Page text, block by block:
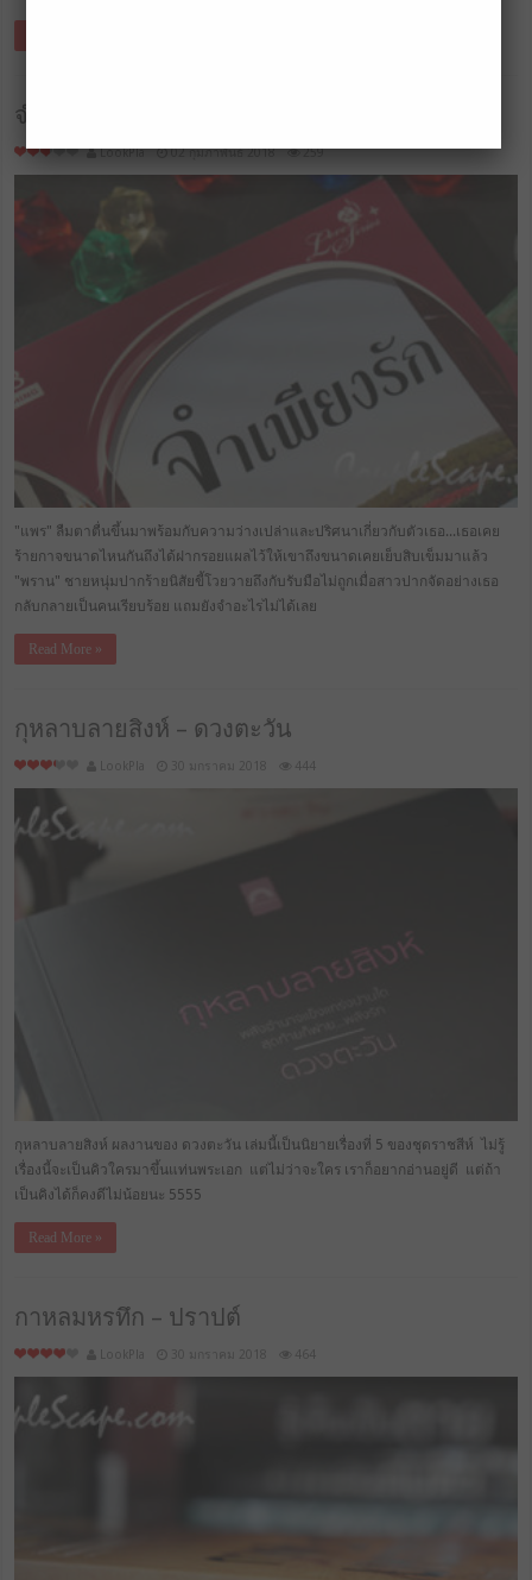
จำเพียงรัก – รัมย์
LookPla 02 กุมภาพันธ์ 2018 259
"แพร" ลืมตาตื่นขึ้นมาพร้อมกับความว่างเปล่าและปริศนาเกี่ยวกับตัวเธอ...เธอเคย
ร้ายกาจขนาดไหนกันถึงได้ฝากรอยแผลไว้ให้เขาถึงขนาดเคยเย็บสิบเข็มมาแล้ว
"พราน" ชายหนุ่มปากร้ายนิสัยขี้โวยวายถึงกับรับมือไม่ถูกเมื่อสาวปากจัดอย่างเธอ
กลับกลายเป็นคนเรียบร้อย แถมยังจำอะไรไม่ได้เลย
Read More »
กุหลาบลายสิงห์ – ดวงตะวัน
30 มกราคม 2018 444
กุหลาบลายสิงห์ ผลงานของ ดวงตะวัน เล่มนี้เป็นนิยายเรื่องที่ 5 ของชุดราชสีห์ ไม่รู้
เรื่องนี้จะเป็นคิวใครมาขึ้นแท่นพระเอก แต่ไม่ว่าจะใคร เราก็อยากอ่านอยู่ดี แต่ถ้า
เป็นคิงได้ก็คงดีไม่น้อยนะ 5555
Read More »
กาหลมหรทึก – ปราปต์
30 มกราคม 2018 464